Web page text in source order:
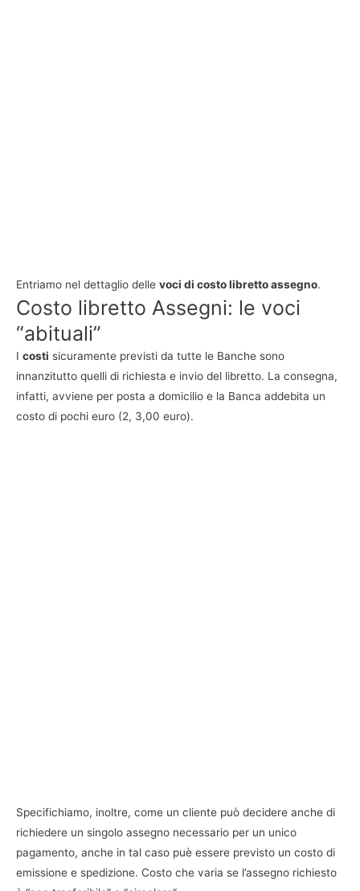
Entriamo nel dettaglio delle voci di costo libretto assegno.
Costo libretto Assegni: le voci
“abituali”
I costi sicuramente previsti da tutte le Banche sono
innanzitutto quelli di richiesta e invio del libretto. La consegna,
infatti, avviene per posta a domicilio e la Banca addebita un
costo di pochi euro (2, 3,00 euro).
Specifichiamo, inoltre, come un cliente può decidere anche di
richiedere un singolo assegno necessario per un unico
pagamento, anche in tal caso puè essere previsto un costo di
emissione e spedizione. Costo che varia se l’assegno richiesto